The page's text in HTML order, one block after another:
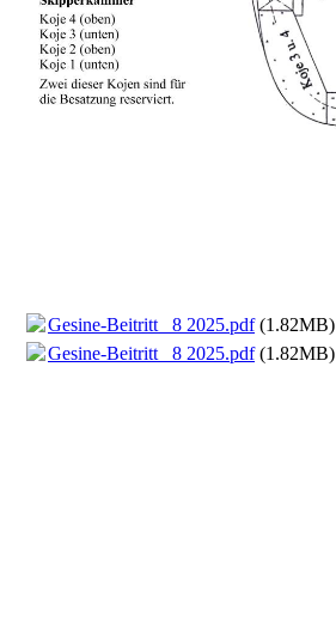
Gesine-Beitritt_ 8 2025.pdf(1.82MB)
Gesine-Beitritt_ 8 2025.pdf(1.82MB)